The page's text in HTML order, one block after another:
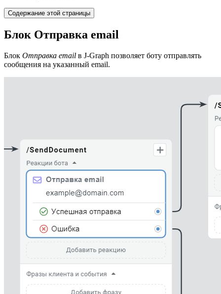
Содержание этой страницы
Блок Отправка email
Блок Отправка email в J‑Graph позволяет боту отправлять
сообщения на указанный email.